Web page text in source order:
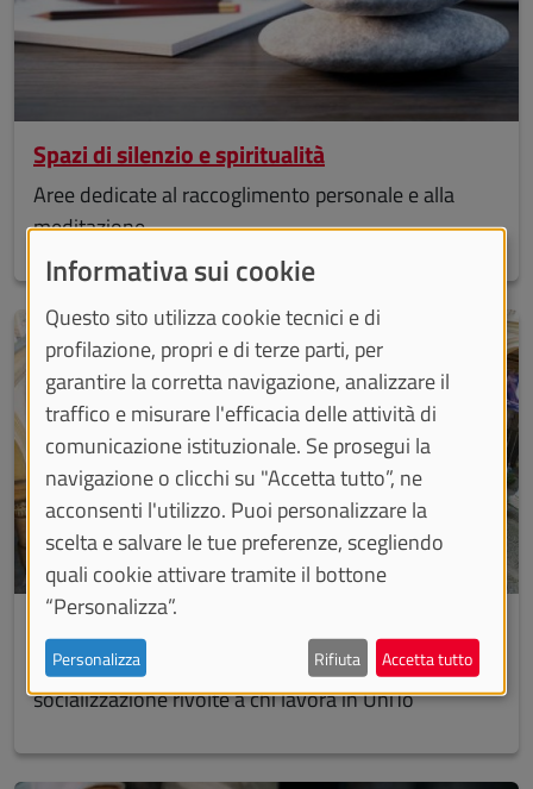
Spazi di silenzio e spiritualità
Aree dedicate al raccoglimento personale e alla
meditazione
CUT - Circolo Università Torino
Iniziative culturali, sportivo-ricreative e di
socializzazione rivolte a chi lavora in UniTo
Informativa sui cookie
Questo sito utilizza cookie tecnici e di
profilazione, propri e di terze parti, per
garantire la corretta navigazione, analizzare il
traffico e misurare l'efficacia delle attività di
comunicazione istituzionale. Se prosegui la
navigazione o clicchi su "Accetta tutto”, ne
acconsenti l'utilizzo. Puoi personalizzare la
scelta e salvare le tue preferenze, scegliendo
quali cookie attivare tramite il bottone
“Personalizza”.
Personalizza Rifiuta Accetta tutto